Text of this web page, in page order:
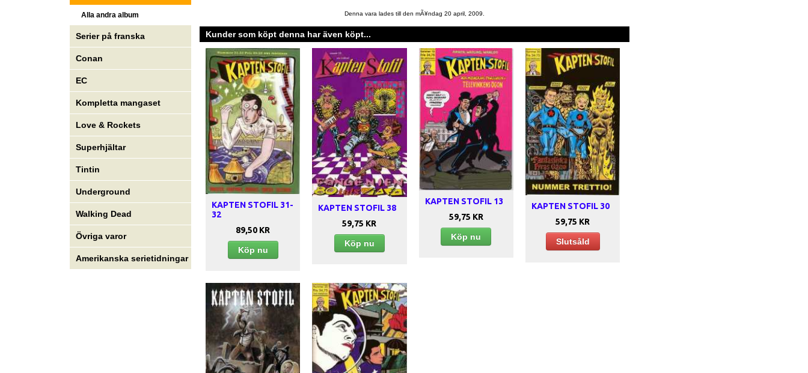
Alla andra album
Serier på franska
Conan
EC
Kompletta mangaset
Love & Rockets
Superhjältar
Tintin
Underground
Walking Dead
Övriga varor
Amerikanska serietidningar
Denna vara lades till den mÃ¥ndag 20 april, 2009.
Kunder som köpt denna har även köpt...
KAPTEN STOFIL 31-
32
89,50 KR
Köp nu
KAPTEN STOFIL 38
59,75 KR
Köp nu
KAPTEN STOFIL 13
59,75 KR
Köp nu
KAPTEN STOFIL 30
59,75 KR
Slutsåld